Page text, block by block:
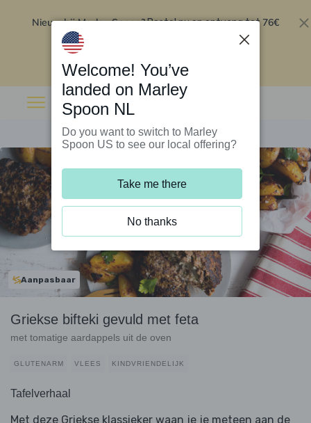
Nieuw bij Marley Spoon?Bestel nu en ontvang tot 76€
Aanpasbaar
Griekse bifteki gevuld met feta
met tomatige aardappels uit de oven
GLUTENARM VLEES KINDVRIENDELIJK
Tafelverhaal
Met deze Griekse klassieker waan je je meteen aan de
Welcome! You’ve
landed on Marley
Spoon NL
Do you want to switch to Marley
Spoon US to see our local offering?
Take me there
No thanks